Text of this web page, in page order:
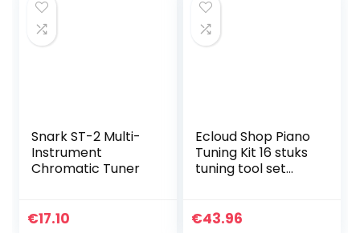
Snark ST-2 Multi-
Instrument
Chromatic Tuner
€17.10
Ecloud Shop Piano
Tuning Kit 16 stuks
tuning tool set
mute vork
€43.96